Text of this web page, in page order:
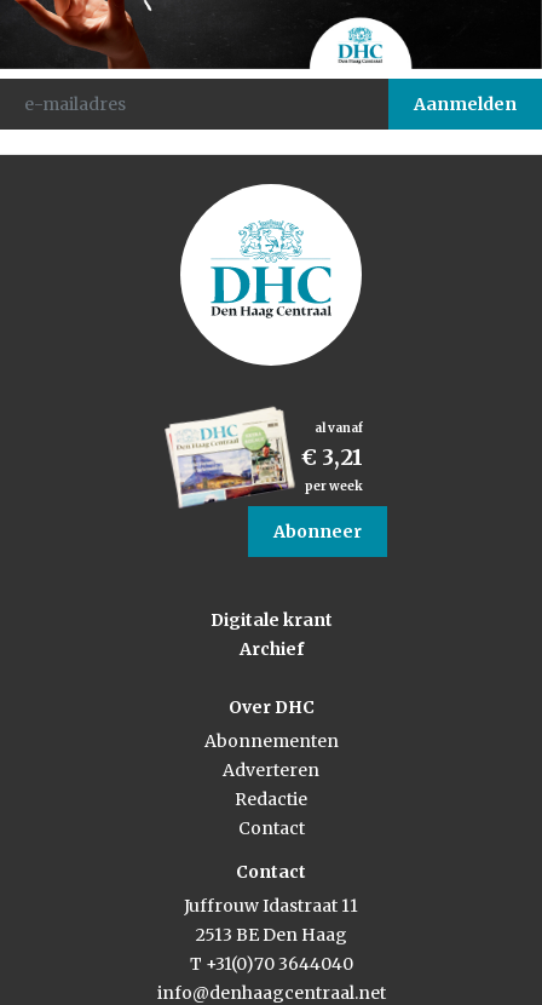
al vanaf
€ 3,21
per week
Abonneer
Digitale krant
Archief
Over DHC
Abonnementen
Adverteren
Redactie
Contact
Contact
Juffrouw Idastraat 11
2513 BE Den Haag
T +31(0)70 3644040
info@denhaagcentraal.net